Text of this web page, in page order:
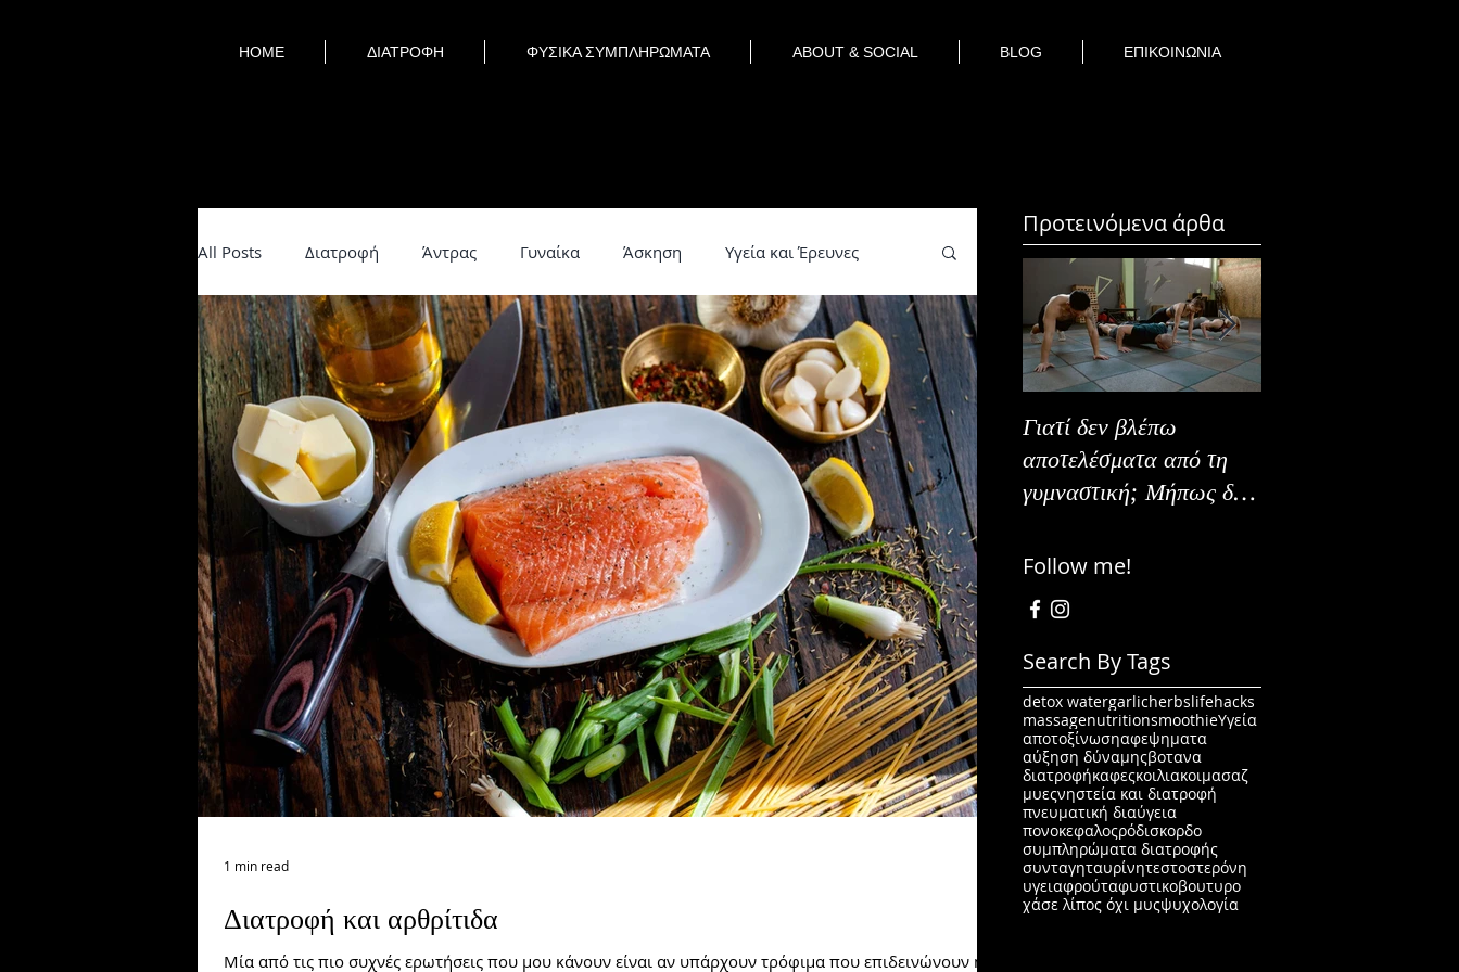
All Posts Διατροφή Άντρας Γυναίκα Άσκηση Υγεία και Έρευνες
lifehacks Βότανα Νηστεία Detox Water Smoothies Herbs
Υγεία Εσωτερισμός Ψυχολογία Έρευνες Συνταγές
Lifestyle Γλουτοί/πόδια
Διατροφή και αρθρίτιδα
Μία από τις πιο συχνές ερωτήσεις που μου κάνουν είναι αν υπάρχουν τρόφιμα που επιδεινώνουν ή
1 min read
Προτεινόμενα άρθα
Γιατί δεν βλέπω
αποτελέσματα από τη
γυμναστική; Μήπως δεν
Follow me!
Search By Tags
detox watergarlicherbslifehacks
massagenutritionsmoothieΥγεία
αποτοξίνωσηαφεψηματα
αύξηση δύναμηςβοτανα
διατροφήκαφεςκοιλιακοιμασαζ
μυεςνηστεία και διατροφή
πνευματική διαύγεια
πονοκεφαλοςρόδισκορδο
συμπληρώματα διατροφής
συνταγηταυρίνητεστοστερόνη
υγειαφρούταφυστικοβουτυρο
χάσε λίπος όχι μυςψυχολογία
HOME ΔΙΑΤΡΟΦΗ ΦΥΣΙΚΑ ΣΥΜΠΛΗΡΩΜΑΤΑ ABOUT & SOCIAL BLOG ΕΠΙΚΟΙΝΩΝΙΑ